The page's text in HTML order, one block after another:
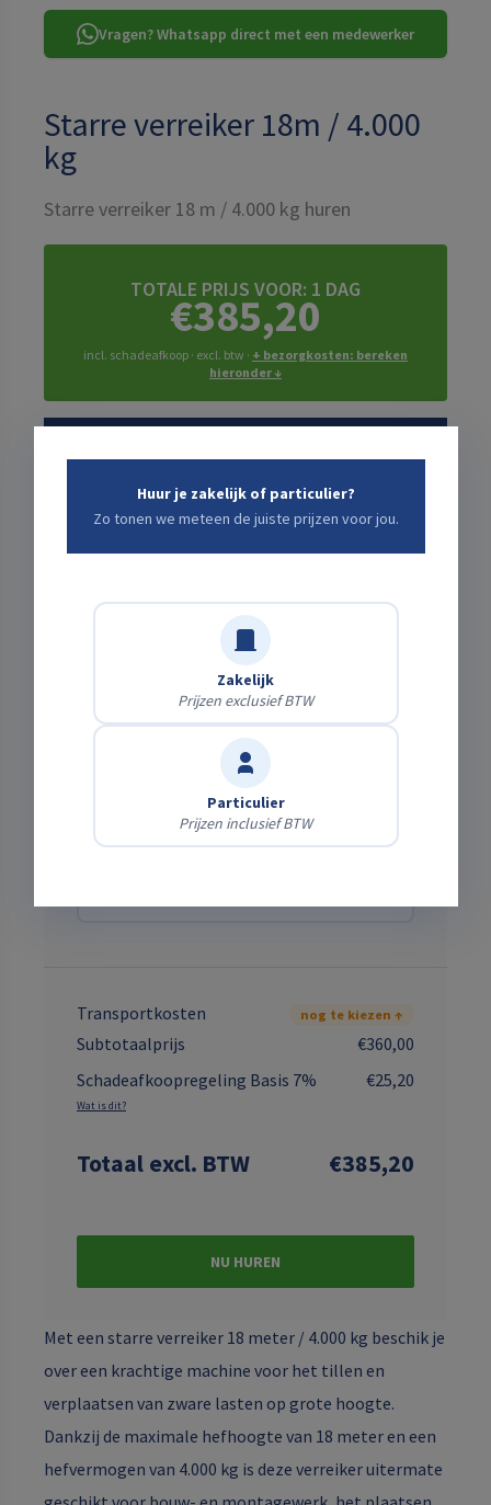
Vragen? Whatsapp direct met een medewerker
Starre verreiker 18m / 4.000
kg
Starre verreiker 18 m / 4.000 kg huren
TOTALE PRIJS VOOR: 1 DAG
€385,20
incl. schadeafkoop · excl. btw · + bezorgkosten: bereken
hieronder ↓
Bezorging of zelf ophalen?
Haal het af op onze locatie.
Transportkosten nog te kiezen ↑
Subtotaalprijs
€360,00
Schadeafkoopregeling Basis 7%
€25,20
Wat is dit?
Totaal excl. BTW €385,20
NU HUREN
Met een starre verreiker 18 meter / 4.000 kg beschik je
over een krachtige machine voor het tillen en
verplaatsen van zware lasten op grote hoogte.
Dankzij de maximale hefhoogte van 18 meter en een
hefvermogen van 4.000 kg is deze verreiker uitermate
Huur je zakelijk of particulier?
Zo tonen we meteen de juiste prijzen voor jou.
Zakelijk
Prijzen exclusief BTW
Particulier
Prijzen inclusief BTW